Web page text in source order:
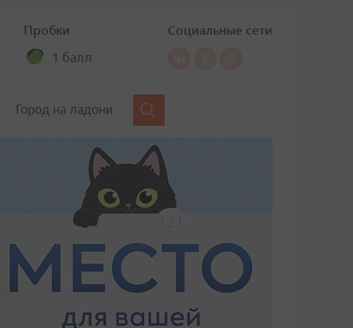
Пробки
1 балл
Социальные сети
Город на ладони